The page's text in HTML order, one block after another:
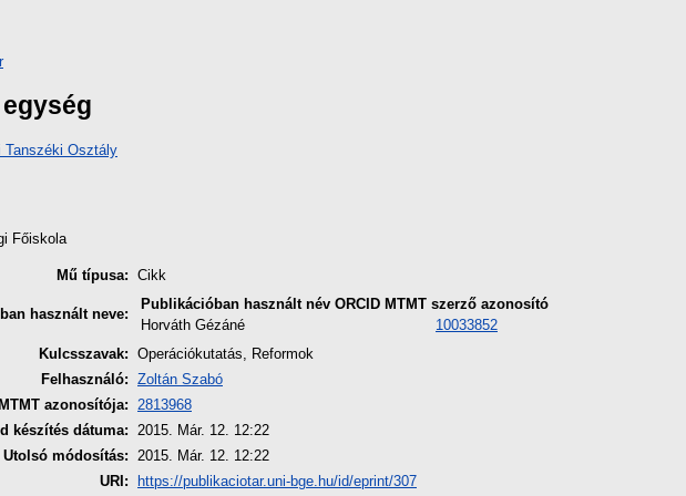
Tanszéki Osztály
Főiskola
Mű típusa: Cikk
használt neve:
Publikációban használt név ORCID MTMT szerző azonosító
Horváth Gézáné
10033852
Kulcsszavak: Operációkutatás, Reformok
Felhasználó: Zoltán Szabó
azonosítója:
2813968
készítés dátuma:
2015. Már. 12. 12:22
Utolsó módosítás: 2015. Már. 12. 12:22
URI:
https://publikaciotar.uni-bge.hu/id/eprint/307